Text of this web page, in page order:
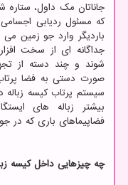
جاناتان مک داول، ستاره
که مسئول ردیابی
باردیگر وارد جو زمین
جداگانه ای از سخت
شوند و چند دسته از
صورت دستی به فضا
سیستم پرتاب کیسه زباله
بیشتر زباله های
فضاپیماهای باری که در
چه چیزهایی داخل کیسه